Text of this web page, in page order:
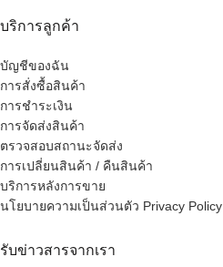
บริการลูกค้า
บัญชีของฉัน
การสั่งซื้อสินค้า
การชำระเงิน
การจัดส่งสินค้า
ตรวจสอบสถานะจัดส่ง
การเปลี่ยนสินค้า / คืนสินค้า
บริการหลังการขาย
นโยบายความเป็นส่วนตัว Privacy Policy
รับข่าวสารจากเรา